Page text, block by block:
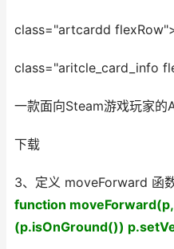
class="artcardd
class="aritcle_card_info
一款面向Steam游戏玩家的
下载
3、定义 moveForward 函
function
(p.isOnGround())